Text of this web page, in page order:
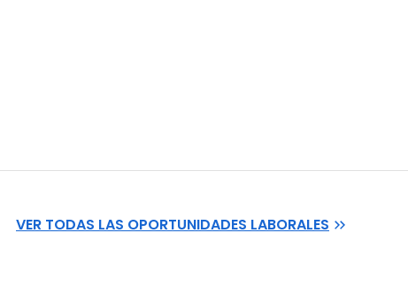
VER TODAS LAS OPORTUNIDADES LABORALES